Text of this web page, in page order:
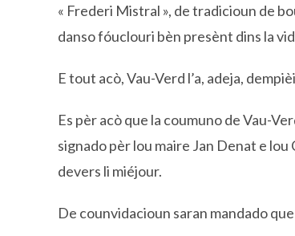
« Frederi Mistral », de tradicioun de
danso fóuclouri bèn presènt dins la
E tout acò, Vau-Verd l’a, adeja,
Es pèr acò que la coumuno de Vau-
signado pèr lou maire Jan Denat e
devers li miéjour.
De counvidacioun saran mandado